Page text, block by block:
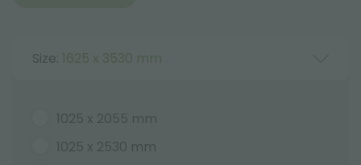
Size: 1625 x 3530 mm
1025 x 2055 mm
1025 x 2530 mm